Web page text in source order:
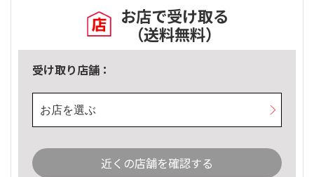
お店で受け取る
（送料無料）
受け取り店舗：
お店を選ぶ
近くの店舗を確認する